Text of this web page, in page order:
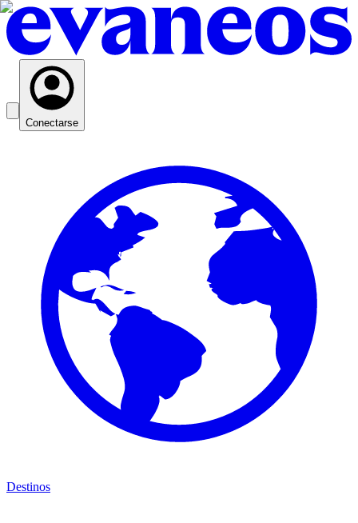
Conectarse
Destinos